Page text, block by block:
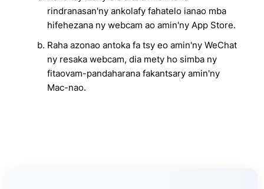
rindranasan'ny ankolafy fahatelo ianao mba
hifehezana ny webcam ao amin'ny App Store.
Raha azonao antoka fa tsy eo amin'ny WeChat
ny resaka webcam, dia mety ho simba ny
fitaovam-pandaharana fakantsary amin'ny
Mac-nao.